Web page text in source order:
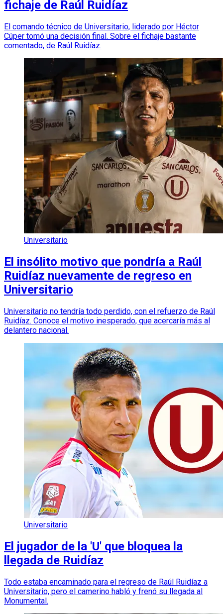
fichaje de Raúl Ruidíaz
El comando técnico de Universitario, liderado por Héctor
Cúper tomó una decisión final. Sobre el fichaje bastante
comentado, de Raúl Ruidíaz.
Universitario
El insólito motivo que pondría a Raúl
Ruidíaz nuevamente de regreso en
Universitario
Universitario no tendría todo perdido, con el refuerzo de Raúl
Ruidíaz. Conoce el motivo inesperado, que acercaría más al
delantero nacional.
Universitario
El jugador de la 'U' que bloquea la
llegada de Ruidíaz
Todo estaba encaminado para el regreso de Raúl Ruidíaz a
Universitario, pero el camerino habló y frenó su llegada al
Monumental.